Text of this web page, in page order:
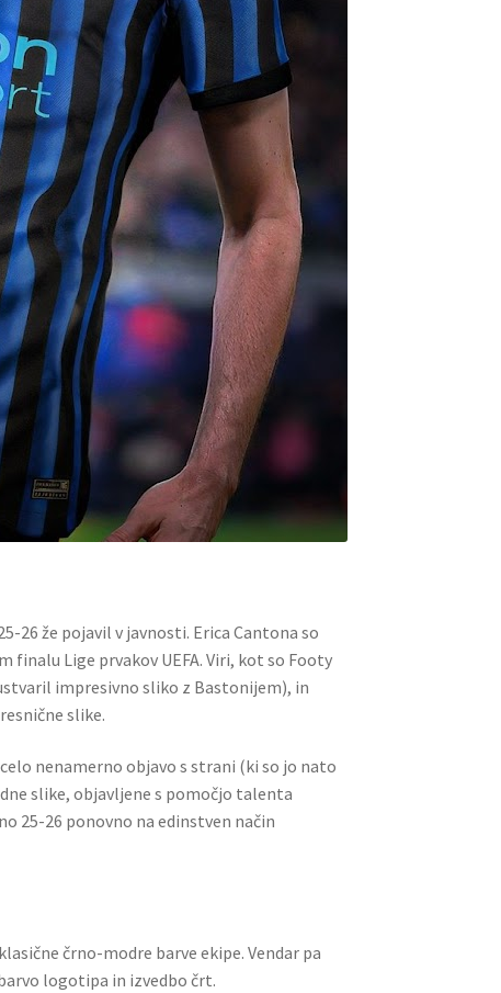
26 že pojavil v javnosti. Erica Cantona so
Lige prvakov UEFA. Viri, kot so Footy
impresivno sliko z Bastonijem), in
slike.
nenamerno objavo s strani (ki so jo nato
slike, objavljene s pomočjo talenta
25-26 ponovno na edinstven način
črno-modre barve ekipe. Vendar pa
logotipa in izvedbo črt.